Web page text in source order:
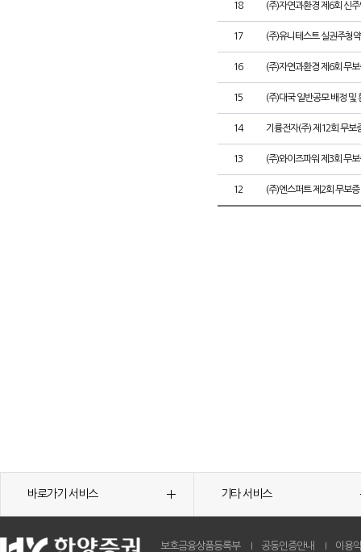
18 (주)자연과환경 제6회 신
17 (주)유니테스트 실권주청
16 (주)자연과환경 제6회 무
15 (주)대국 일반공모 배정 및
14 기륭전자(주) 제12회 무보
13 (주)와이즈파워 제3회 무
12 (주)엔스퍼트 제2회 무보
바로가기 서비스 기타 서비스
보호금융상품등록부 공동인증안내 이용